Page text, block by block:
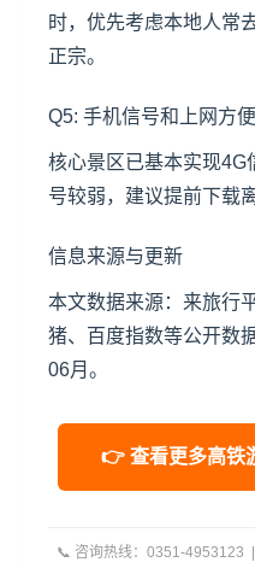
时，优先考虑本地人常
正宗。
Q5: 手机信号和上网方便
核心景区已基本实现4G
号较弱，建议提前下载
信息来源与更新
本文数据来源：来旅行
猪、百度指数等公开数
06月。
👉 查看更多高铁
📞 咨询热线：0351-4953123